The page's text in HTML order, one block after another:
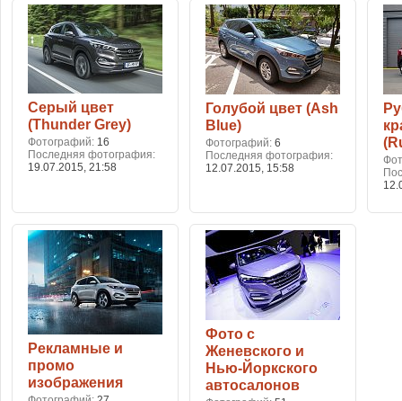
Серый цвет
(Thunder Grey)
Фотографий 16
Последняя фотография
19.07.2015, 21:58
Голубой цвет (Ash
Blue)
Фотографий 6
Последняя фотография
12.07.2015, 15:58
Рекламные и
промо
изображения
Фото с
Женевского и
Нью-Йоркского
автосалонов